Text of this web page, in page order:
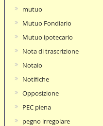
mutuo
Mutuo Fondiario
Mutuo ipotecario
Nota di trascrizione
Notaio
Notifiche
Opposizione
PEC piena
pegno irregolare